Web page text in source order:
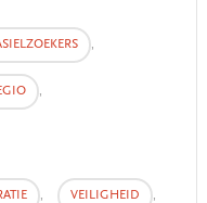
,
,
, VEILIGHEID ,